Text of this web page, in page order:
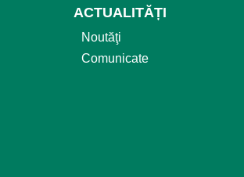
ACTUALITĂȚI
Noutăţi
Comunicate